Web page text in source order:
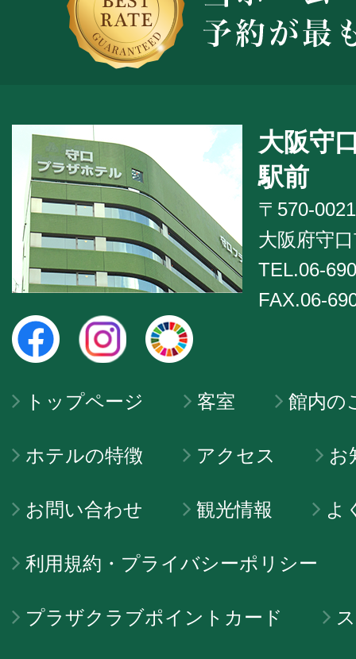
大阪守
駅前
〒570-0021
大阪府守
TEL.06-
FAX.06-
トップページ 客室 館内の
ホテルの特徴 アクセス お
お問い合わせ 観光情報 よ
利用規約・プライバシーポリシー
プラザクラブポイントカード